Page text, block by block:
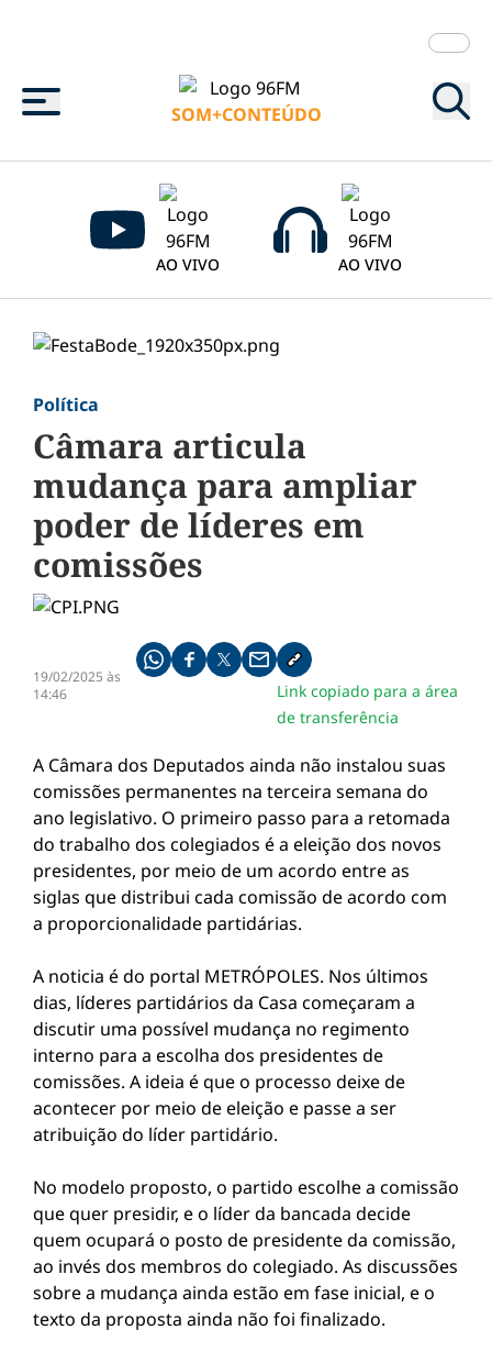
Menu
SOM+CONTEÚDO
AO VIVO AO VIVO
Política
Câmara articula
mudança para ampliar
poder de líderes em
comissões
19/02/2025 às
14:46
Compartilhe pelo whatsapp
Compartilhar no facebook
Compartilhar no twitter
Compartilhe pelo email
Copiar link da notícia
Link copiado para a área
de transferência
A Câmara dos Deputados ainda não instalou suas
comissões permanentes na terceira semana do
ano legislativo. O primeiro passo para a retomada
do trabalho dos colegiados é a eleição dos novos
presidentes, por meio de um acordo entre as
siglas que distribui cada comissão de acordo com
a proporcionalidade partidárias.
A noticia é do portal METRÓPOLES. Nos últimos
dias, líderes partidários da Casa começaram a
discutir uma possível mudança no regimento
interno para a escolha dos presidentes de
comissões. A ideia é que o processo deixe de
acontecer por meio de eleição e passe a ser
atribuição do líder partidário.
No modelo proposto, o partido escolhe a comissão
que quer presidir, e o líder da bancada decide
quem ocupará o posto de presidente da comissão,
ao invés dos membros do colegiado. As discussões
sobre a mudança ainda estão em fase inicial, e o
texto da proposta ainda não foi finalizado.